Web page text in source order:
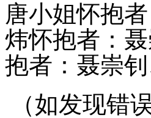
唐小姐怀抱
炜怀抱者：
抱者：聂崇
（如发现错